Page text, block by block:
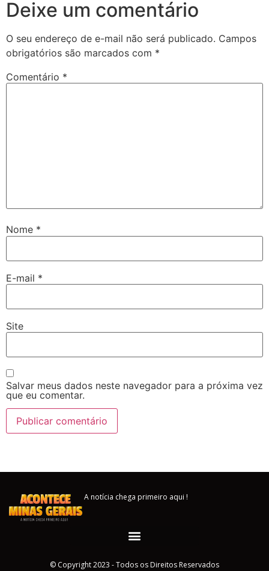
Deixe um comentário
O seu endereço de e-mail não será publicado. Campos
obrigatórios são marcados com *
Comentário *
Nome *
E-mail *
Site
Salvar meus dados neste navegador para a próxima vez
que eu comentar.
A notícia chega primeiro aqui !
© Copyright 2023 - Todos os Direitos Reservados